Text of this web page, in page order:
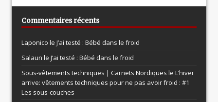
Commentaires récents
Laponico le J’ai testé : Bébé dans le froid
Salaun le J’ai testé : Bébé dans le froid
Sous-vêtements techniques | Carnets Nordiques le L’hiver
arrive: vêtements techniques pour ne pas avoir froid : #1
Les sous-couches